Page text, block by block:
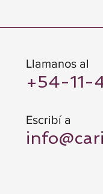
+54-11-
Llamanos al
Escribía